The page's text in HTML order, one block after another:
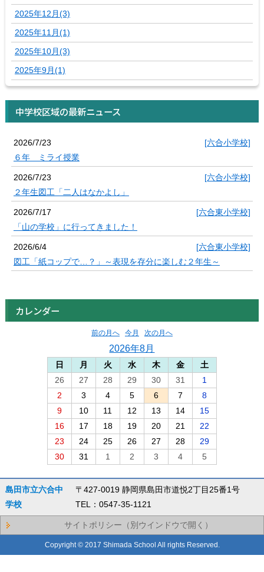
2025年12月(3)
2025年11月(1)
2025年10月(3)
2025年9月(1)
中学校区域の最新ニュース
2026/7/23
[六合小学校]
６年 ミライ授業
2026/7/23
[六合小学校]
２年生図工「二人はなかよし」
2026/7/17
[六合東小学校]
「山の学校」に行ってきました！
2026/6/4
[六合東小学校]
図工「紙コップで…？」～表現を存分に楽しむ２年生～
カレンダー
前の月へ 今月 次の月へ
2026年8月
日 月 火 水 木 金
土
26
27 28 29 30 31
1
2
3 4 5 6 7
8
9
10 11 12 13 14
15
16
17 18 19 20 21
22
23
24 25 26 27 28
29
30
31 1 2 3 4 5
島田市立六合中
学校
〒427-0019 静岡県島田市道悦2丁目25番1号
TEL：0547-35-1121
サイトポリシー（別ウインドウで開く）
Copyright © 2017 Shimada School All rights Reserved.